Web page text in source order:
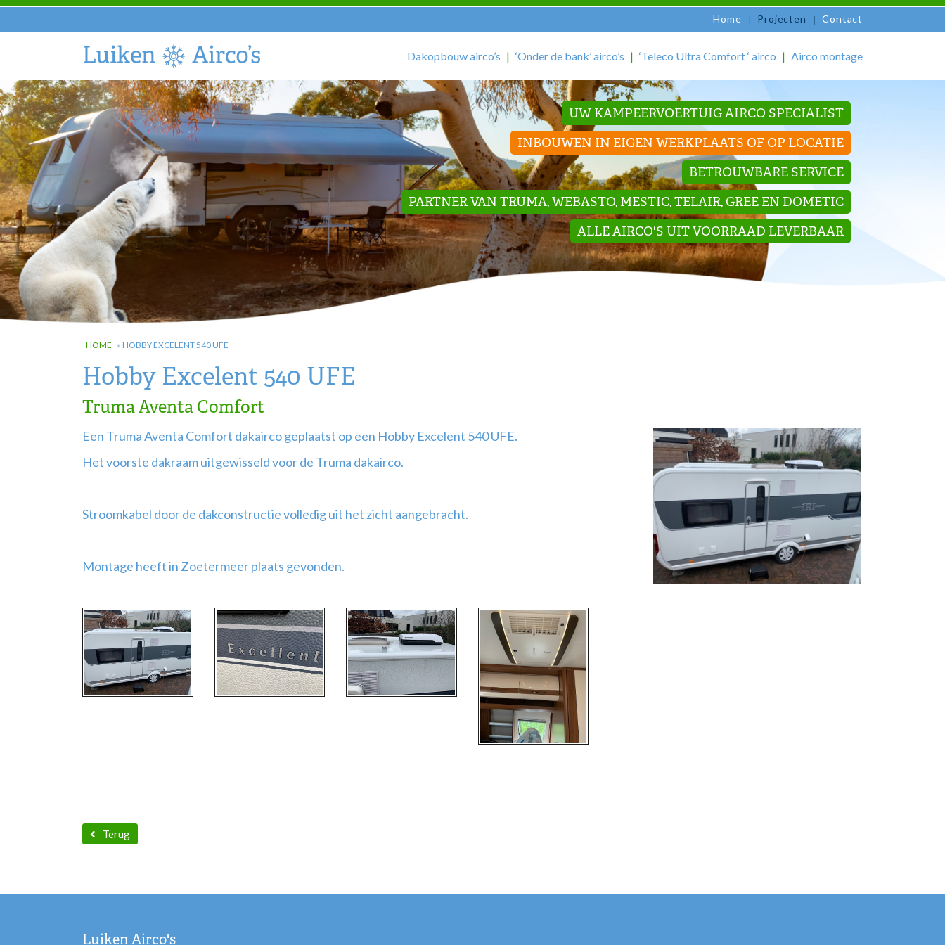
Home Projecten Contact
Dakopbouw airco’s ‘Onder de bank’ airco’s ‘Teleco Ultra Comfort ‘ airco Airco montage
UW KAMPEERVOERTUIG AIRCO SPECIALIST
INBOUWEN IN EIGEN WERKPLAATS OF OP LOCATIE
BETROUWBARE SERVICE
PARTNER VAN TRUMA, WEBASTO, MESTIC, TELAIR, GREE EN DOMETIC
ALLE AIRCO'S UIT VOORRAAD LEVERBAAR
HOME » HOBBY EXCELENT 540 UFE
Hobby Excelent 540 UFE
Truma Aventa Comfort
Een Truma Aventa Comfort dakairco geplaatst op een Hobby Excelent 540 UFE.
Het voorste dakraam uitgewisseld voor de Truma dakairco.
Stroomkabel door de dakconstructie volledig uit het zicht aangebracht.
Montage heeft in Zoetermeer plaats gevonden.
Terug
Luiken Airco's